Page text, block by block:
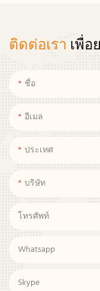
ติดต่อเรา เพื่
ชื่อ
อีเมล
ประเทศ
บริษัท
โทรศัพท์
Whatsapp
Skype